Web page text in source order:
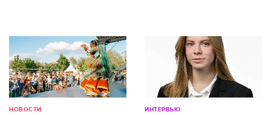
НОВОСТИ ИНТЕРВЬЮ